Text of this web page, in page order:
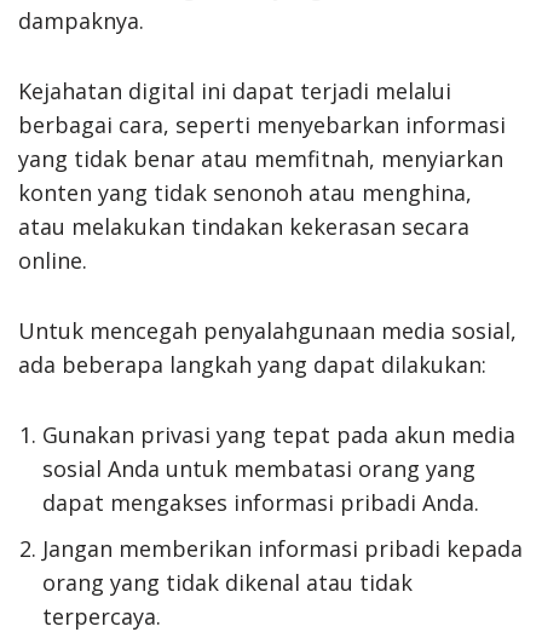
dampaknya.
Kejahatan digital ini dapat terjadi melalui
berbagai cara, seperti menyebarkan informasi
yang tidak benar atau memfitnah, menyiarkan
konten yang tidak senonoh atau menghina,
atau melakukan tindakan kekerasan secara
online.
Untuk mencegah penyalahgunaan media sosial,
ada beberapa langkah yang dapat dilakukan:
Gunakan privasi yang tepat pada akun media
sosial Anda untuk membatasi orang yang
dapat mengakses informasi pribadi Anda.
Jangan memberikan informasi pribadi kepada
orang yang tidak dikenal atau tidak
terpercaya.